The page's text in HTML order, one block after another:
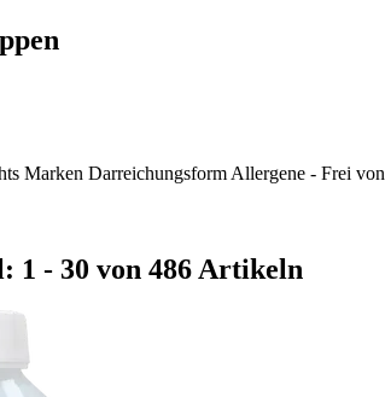
Marken Darreichungsform Allergene - Frei von
1 - 30 von 486 Artikeln